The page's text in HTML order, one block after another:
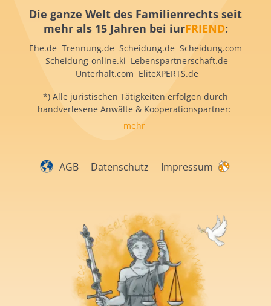
Die ganze Welt des Familienrechts seit
mehr als 15 Jahren bei iurFRIEND:
Ehe.de Trennung.de Scheidung.de Scheidung.com
Scheidung-online.ki Lebenspartnerschaft.de
Unterhalt.com EliteXPERTS.de
*) Alle juristischen Tätigkeiten erfolgen durch
handverlesene Anwälte & Kooperationspartner:
mehr
AGB Datenschutz Impressum